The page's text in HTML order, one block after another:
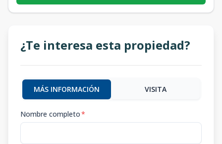
¿Te interesa esta propiedad?
MÁS INFORMACIÓN VISITA
Nombre completo*